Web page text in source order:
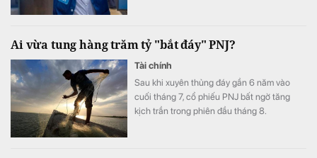
Ai vừa tung hàng trăm tỷ "bắt đáy" PNJ?
Tài chính
Sau khi xuyên thủng đáy gần 6 năm vào
cuối tháng 7, cổ phiếu PNJ bất ngờ tăng
kịch trần trong phiên đầu tháng 8.